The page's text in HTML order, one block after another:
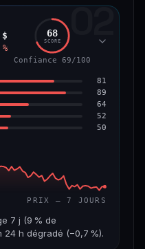
VOLUME 24 H
VAR. 30 J
−9,9 %
66/100
02
68
SCORE
Confiance 69/100
81
89
64
52
50
PRIX — 7 JOURS
7 j (9 % de
24 h dégradé (−0,7 %).